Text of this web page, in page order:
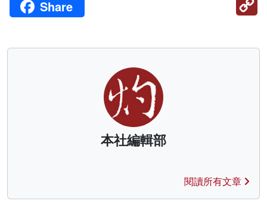
Share
本社編輯部
閱讀所有文章